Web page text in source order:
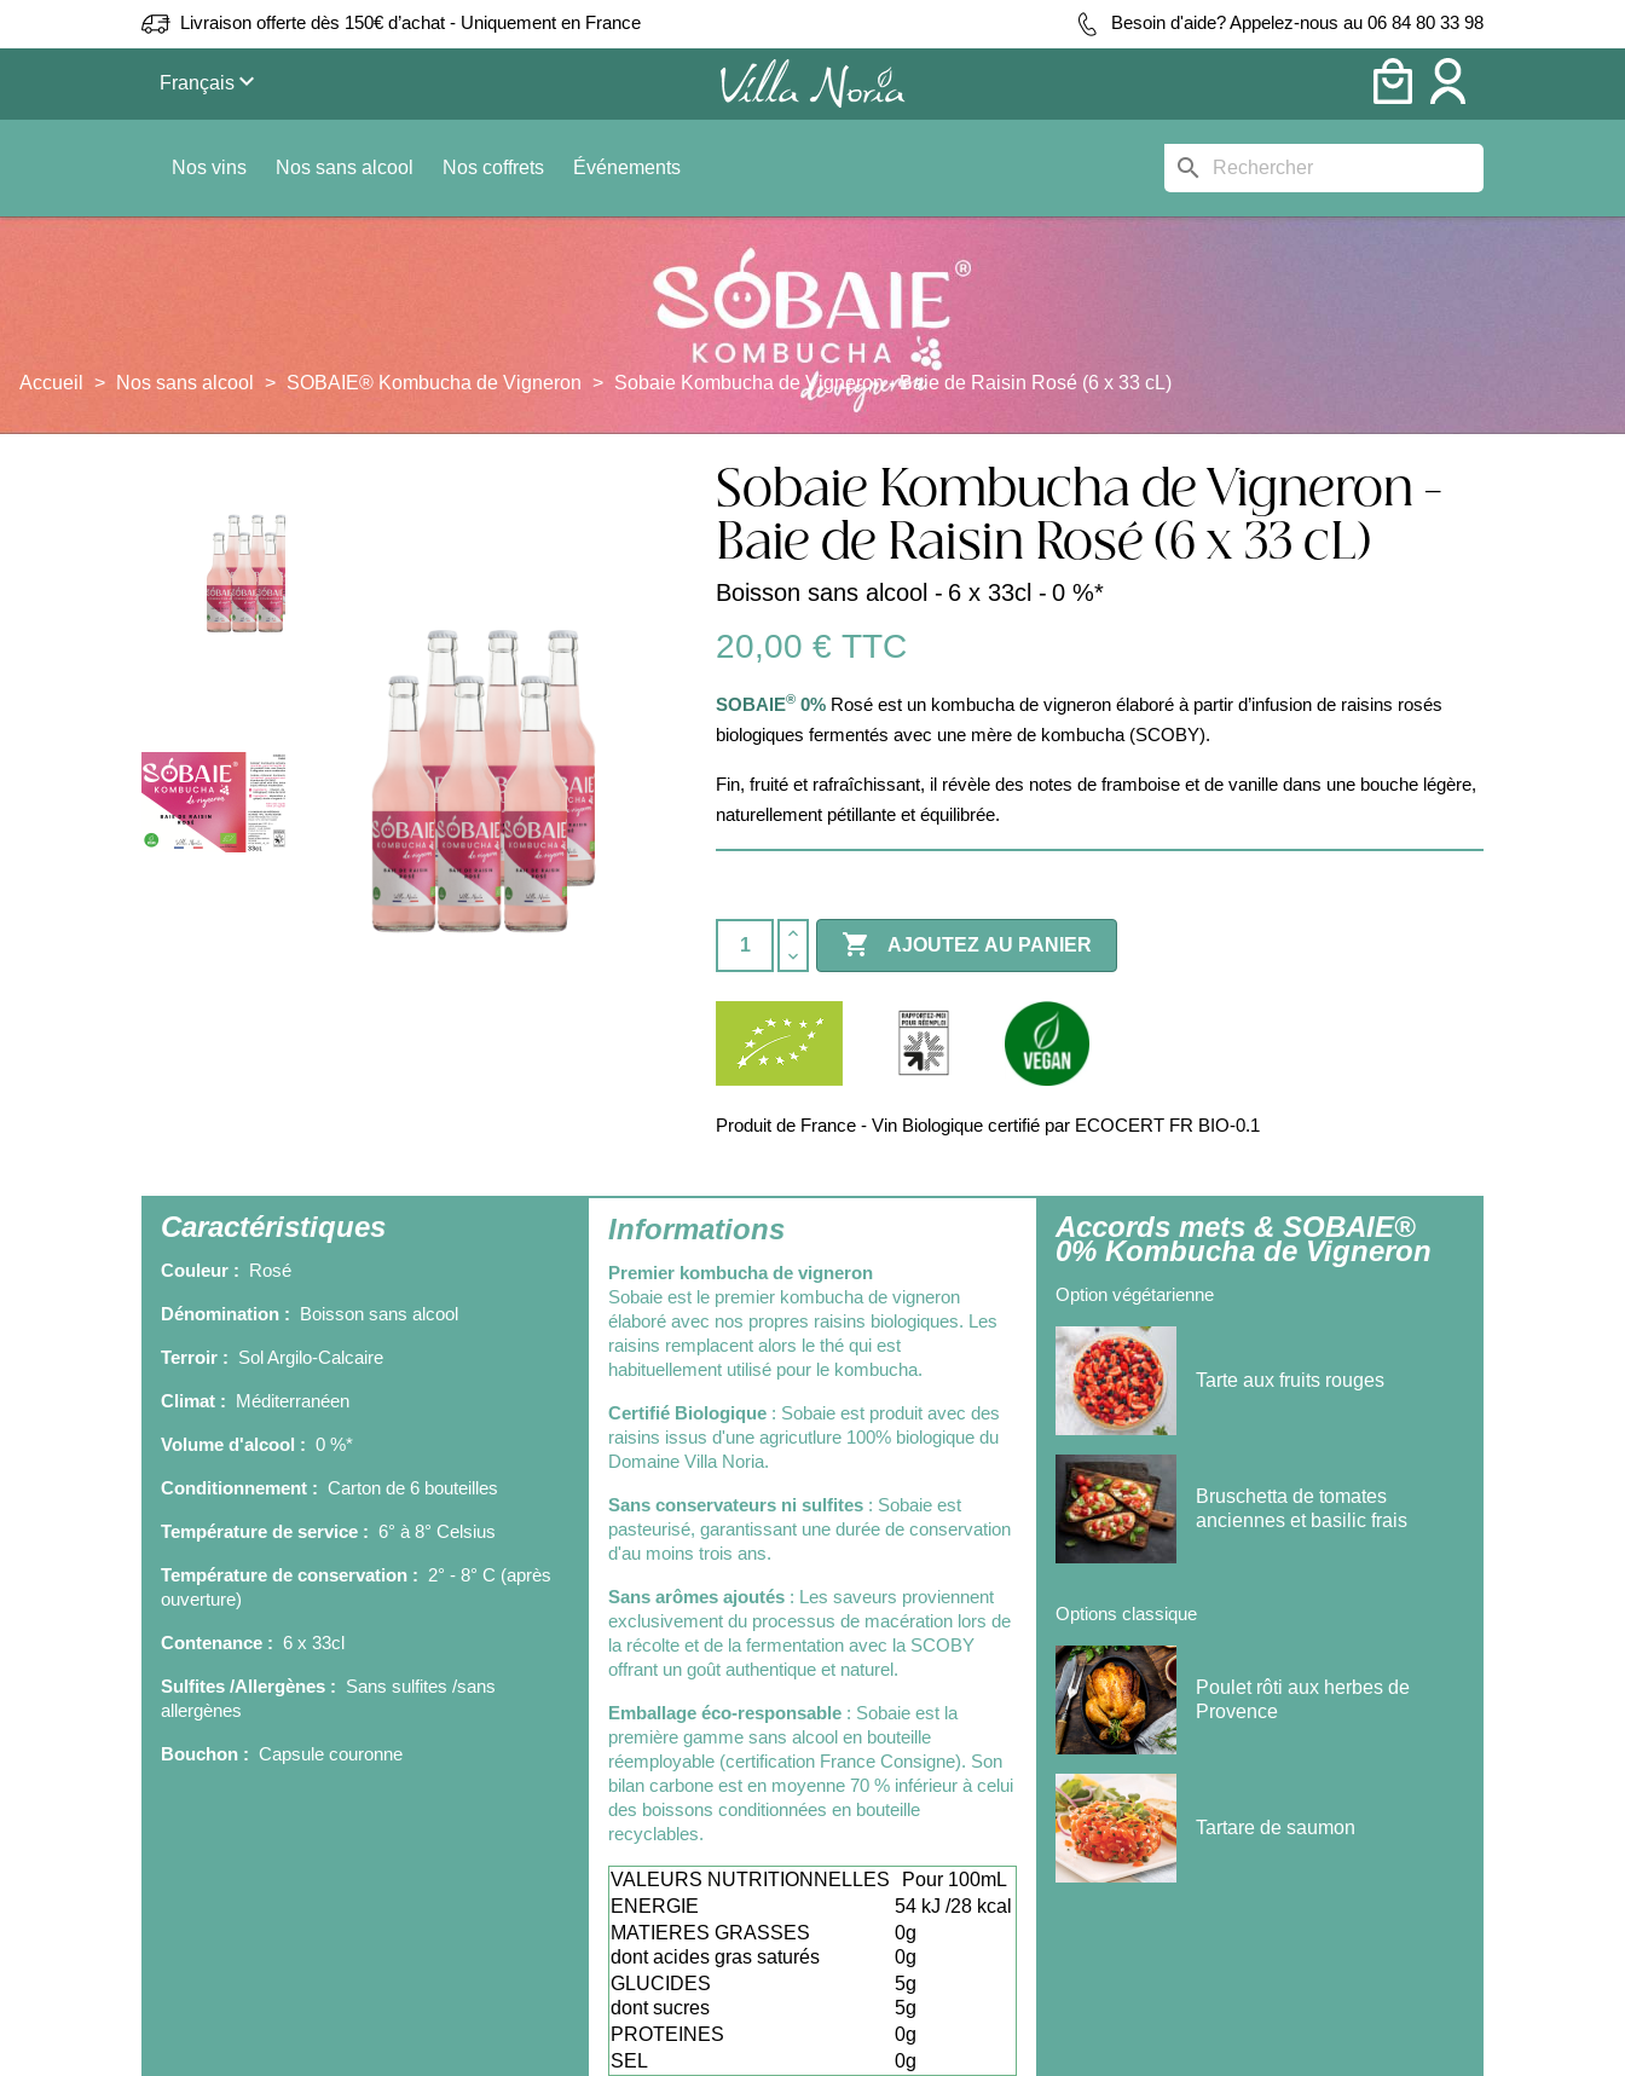
Livraison offerte dès 150€ d’achat - Uniquement en France Besoin d'aide? Appelez-nous au 06 84 80 33 98
Françaiskeyboard_arrow_down
Nos vins Nos sans alcool Nos coffrets Événements search
Accueil Nos sans alcool SOBAIE® Kombucha de Vigneron Sobaie Kombucha de Vigneron - Baie de Raisin Rosé (6 x 33 cL)
Sobaie Kombucha de Vigneron -
Baie de Raisin Rosé (6 x 33 cL)
Boisson sans alcool - 6 x 33cl - 0 %*
20,00 € TTC
SOBAIE® 0% Rosé est un kombucha de vigneron élaboré à partir d’infusion de raisins rosés
biologiques fermentés avec une mère de kombucha (SCOBY).
Fin, fruité et rafraîchissant, il révèle des notes de framboise et de vanille dans une bouche légère,
naturellement pétillante et équilibrée.
 AJOUTEZ AU PANIER
Produit de France - Vin Biologique certifié par ECOCERT FR BIO-0.1
Caractéristiques
Couleur : Rosé
Dénomination : Boisson sans alcool
Terroir : Sol Argilo-Calcaire
Climat : Méditerranéen
Volume d'alcool : 0 %*
Conditionnement : Carton de 6 bouteilles
Température de service : 6° à 8° Celsius
Température de conservation : 2° - 8° C (après
ouverture)
Contenance : 6 x 33cl
Sulfites /Allergènes : Sans sulfites /sans
allergènes
Bouchon : Capsule couronne
Informations
Premier kombucha de vigneron
Sobaie est le premier kombucha de vigneron
élaboré avec nos propres raisins biologiques. Les
raisins remplacent alors le thé qui est
habituellement utilisé pour le kombucha.
Certifié Biologique : Sobaie est produit avec des
raisins issus d'une agricutlure 100% biologique du
Domaine Villa Noria.
Sans conservateurs ni sulfites : Sobaie est
pasteurisé, garantissant une durée de conservation
d'au moins trois ans.
Sans arômes ajoutés : Les saveurs proviennent
exclusivement du processus de macération lors de
la récolte et de la fermentation avec la SCOBY
offrant un goût authentique et naturel.
Emballage éco-responsable : Sobaie est la
première gamme sans alcool en bouteille
réemployable (certification France Consigne). Son
bilan carbone est en moyenne 70 % inférieur à celui
des boissons conditionnées en bouteille
recyclables.
VALEURS NUTRITIONNELLES
Pour 100mL
ENERGIE
54 kJ /28 kcal
MATIERES GRASSES
dont acides gras saturés
0g
0g
GLUCIDES
dont sucres
5g
5g
PROTEINES
0g
SEL
0g
Accords mets & SOBAIE®
0% Kombucha de Vigneron
Option végétarienne
Tarte aux fruits rouges
Bruschetta de tomates
anciennes et basilic frais
Options classique
Poulet rôti aux herbes de
Provence
Tartare de saumon